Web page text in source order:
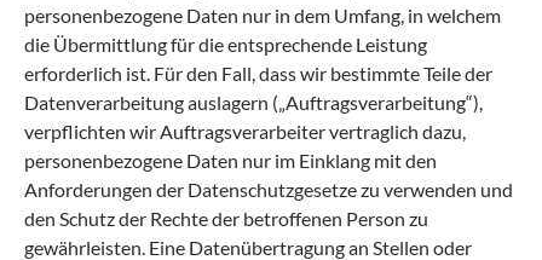
personenbezogene Daten nur in dem Umfang, in welchem
die Übermittlung für die entsprechende Leistung
erforderlich ist. Für den Fall, dass wir bestimmte Teile der
Datenverarbeitung auslagern („Auftragsverarbeitung“),
verpflichten wir Auftragsverarbeiter vertraglich dazu,
personenbezogene Daten nur im Einklang mit den
Anforderungen der Datenschutzgesetze zu verwenden und
den Schutz der Rechte der betroffenen Person zu
gewährleisten. Eine Datenübertragung an Stellen oder